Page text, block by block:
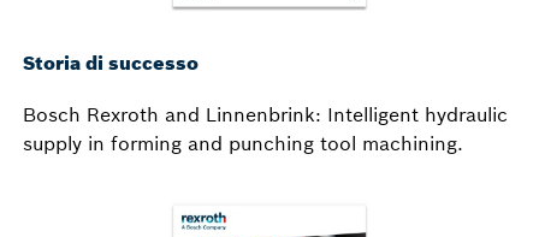
Storia di successo
Bosch Rexroth and Linnenbrink: Intelligent hydraulic
supply in forming and punching tool machining.